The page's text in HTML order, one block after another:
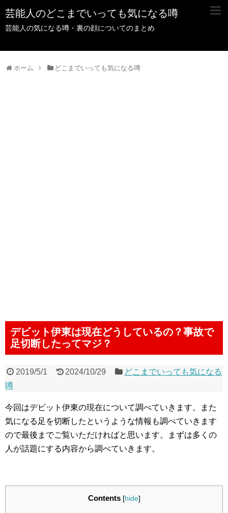
芸能人のどこまでいっても気になる噂
芸能人の気になる噂・裏の顔についてのまとめ
ホーム どこまでいっても気になる噂
デビット伊東は現在どうしているの？事故で
足切断したってマジ？
2019/5/1 2024/10/29
どこまでいっても気になる
噂
今回はデビット伊東の現在について調べていきます。また
気になる足を切断したというような情報も調べていきます
ので最後までご覧いただければと思います。まずは多くの
人が話題にする内容から調べていきます。
Contents [hide]